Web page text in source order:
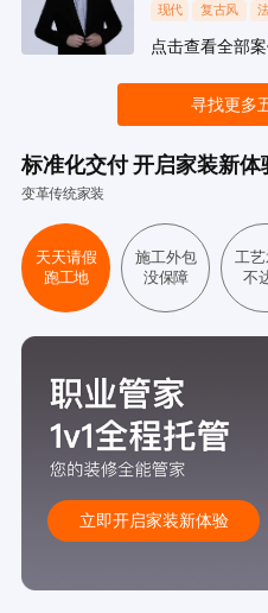
现代 复古风
点击查看全部
寻找更多
标准化交付 开启家装新体
变革传统家装
天天请假
跑工地
施工外包
没保障
工
不
立即开启家装新体验